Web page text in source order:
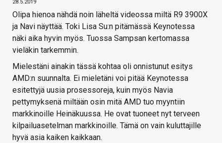
28.5.2019
Olipa hienoa nähdä noin läheltä videossa miltä R9 3900X
ja Navi näyttää. Toki Lisa Su:n pitämässä Keynotessa
näki aika hyvin myös. Tuossa Sampsan kertomassa
vieläkin tarkemmin.
Mielestäni ainakin tässä kohtaa oli onnistunut esitys
AMD:n suunnalta. Ei mieletäni voi pitää Keynotessa
esitettyjä uusia prosessoreja, kuin myös Navia
pettymyksenä miltään osin mitä AMD tuo myyntiin
markkinoille Heinäkuussa. He ovat tuoneet nyt terveen
kilpailuasetelman markkinoille. Tämä on vain kuluttajille
hyvä asia kaiken kaikkaan.